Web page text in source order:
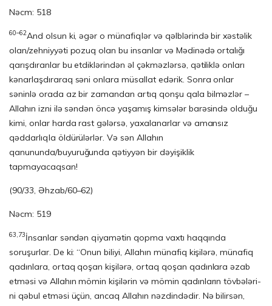
Nəcm: 518
60–62And olsun ki, əgər o münafiqlər və qəlblərində bir xəstəlik
olan/zehniyyəti pozuq olan bu insanlar və Mədinədə ortalığı
qarışdıranlar bu etdiklərindən əl ç­əkməzlərsə, qətiliklə onları
kənarlaşdıraraq səni onlara müsallat edərik. Sonra onlar
səninlə orada az bir zamandan artıq qonşu qala bilməzlər –
Allahın izni ilə səndən öncə yaşamış kimsələr barəsində olduğu
kimi, onlar harda rast gələrsə, yaxalanarlar və amansız
qəddarlıqla öldürülərlər. Və sən Allahın
qanununda/buyuruğunda qətiyyən bir dəyişiklik
tapmayacaqsan!
(90/33, Əhzab/60–62)
Nəcm: 519
63,73İnsanlar səndən qiyamətin qopma vaxtı haqqında
soruşurlar. De ki: “Onun biliyi, Allahın münafiq kişilərə, münafiq
qadınlara, ortaq qoşan kişilərə, ortaq qoşan qa­dınlara əzab
etməsi və Allahın mömin kişilərin və mömin qadınların töv­bə­lə­ri­
ni qəbul etməsi üçün, ancaq Allahın nəzdindədir. Nə bilirsən,